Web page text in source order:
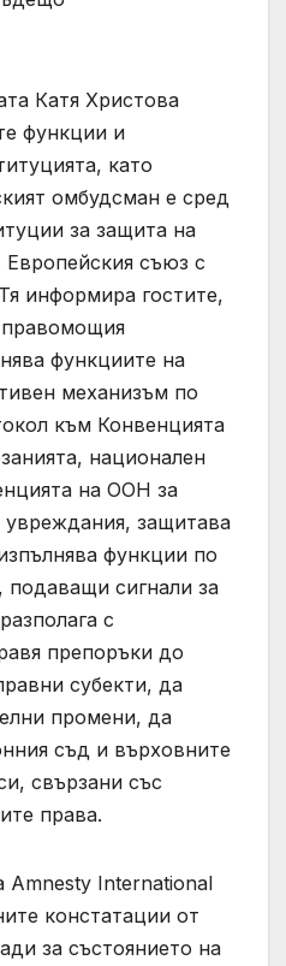
Катя Христова
функции и
като
омбудсман е сред
за защита на
Европейския съюз с
информира гостите,
функциите на
механизъм по
към Конвенцията
национален
на ООН за
увреждания, защитава
функции по
подаващи сигнали за
с
препоръки до
субекти, да
промени, да
съд и върховните
свързани със
права.
Amnesty International
констатации от
за състоянието на